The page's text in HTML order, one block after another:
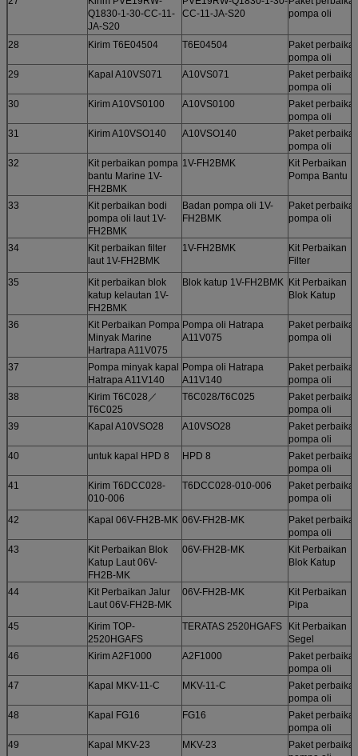
Q1830-1-30-CC-11-
JA-S20
CC-11-JA-S20
pompa oli
28 Kirim T6E04504 T6E04504
Paket
pompa oli
29
Kapal A10VS071 A10VS071
Paket
pompa oli
30
Kirim A10VS0100 A10VS0100
Paket
pompa oli
31
Kirim A10VSO140 A10VSO140
Paket
pompa oli
32
Kit perbaikan pompa
bantu Marine 1V-
FH2BMK
1V-FH2BMK
Kit Perbaikan
Pompa Bantu
33
Kit perbaikan bodi
pompa oli laut 1V-
FH2BMK
Badan pompa oli 1V-
FH2BMK
Paket
pompa oli
34
Kit perbaikan filter
laut 1V-FH2BMK
1V-FH2BMK
Kit Perbaikan
Filter
35
Kit perbaikan blok
katup kelautan 1V-
FH2BMK
Blok katup 1V-FH2BMK Kit Perbaikan
Blok Katup
36
Kit Perbaikan Pompa
Minyak Marine
Hartrapa A11V075
Pompa oli Hatrapa
A11V075
Paket
pompa oli
37
Pompa minyak kapal
Hatrapa A11V140
Pompa oli Hatrapa
A11V140
Paket
pompa oli
38
Kirim T6C028／
T6C025
T6C028/T6C025
Paket
pompa oli
39
Kapal A10VSO28 A10VSO28
Paket
pompa oli
40
untuk kapal HPD 8 HPD 8
Paket
pompa oli
41
Kirim T6DCC028-
010-006
T6DCC028-010-006
Paket
pompa oli
42
Kapal 06V-FH2B-MK 06V-FH2B-MK
Paket
pompa oli
43
Kit Perbaikan Blok
Katup Laut 06V-
FH2B-MK
06V-FH2B-MK
Kit Perbaikan
Blok Katup
44
Kit Perbaikan Jalur
Laut 06V-FH2B-MK
06V-FH2B-MK
Kit Perbaikan
Pipa
45
Kirim TOP-
2520HGAFS
TERATAS 2520HGAFS
Kit Perbaikan
Segel
46
Kirim A2F1000 A2F1000
Paket
pompa oli
47
Kapal MKV-11-C MKV-11-C
Paket
pompa oli
48
Kapal FG16 FG16
Paket
pompa oli
49
Kapal MKV-23 MKV-23
Paket